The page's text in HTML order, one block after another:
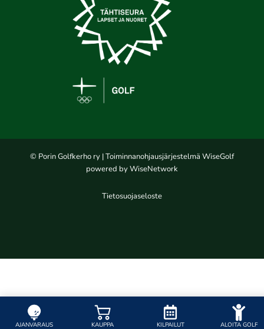
AJANVARAUS KAUPPA KILPAILUT ALOITA GOLF
© Porin Golfkerho ry | Toiminnanohjausjärjestelmä WiseGolf
powered by WiseNetwork
Tietosuojaseloste